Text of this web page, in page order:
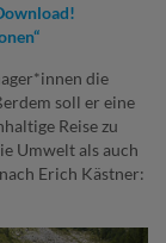
die
soll er eine
Reise zu
Umwelt als auch
Erich Kästner: